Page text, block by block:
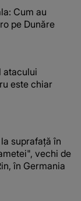
Cum au
pe Dunăre
atacului
este chiar
suprafață în
vechi de
în Germania